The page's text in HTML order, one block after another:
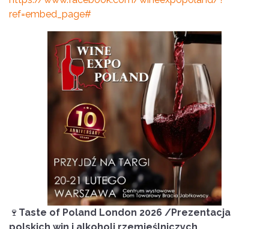
ref=embed_page#
🍷 Taste of Poland London 2026 /Prezentacja